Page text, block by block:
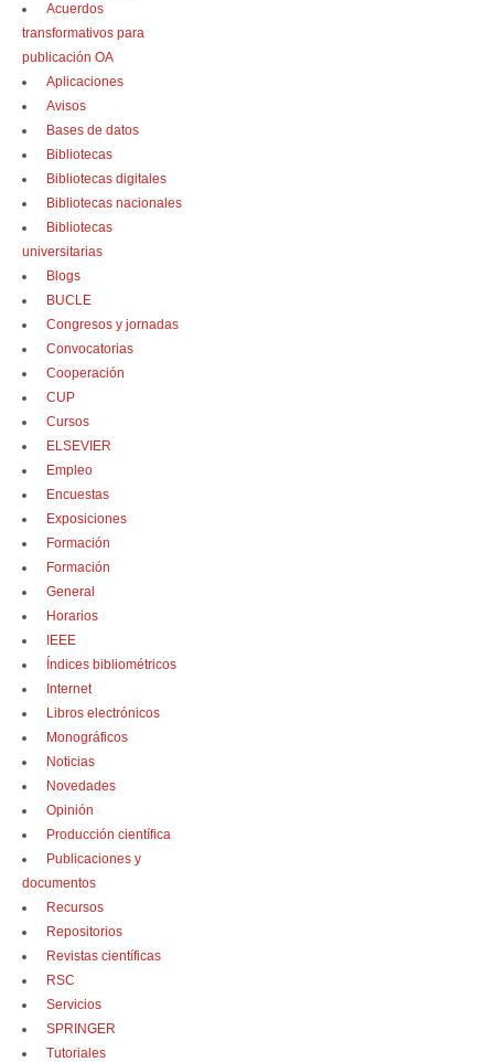
Acuerdos
transformativos para
publicación OA
Aplicaciones
Avisos
Bases de datos
Bibliotecas
Bibliotecas digitales
Bibliotecas nacionales
Bibliotecas
universitarias
Blogs
BUCLE
Congresos y jornadas
Convocatorias
Cooperación
CUP
Cursos
ELSEVIER
Empleo
Encuestas
Exposiciones
Formación
Formación
General
Horarios
IEEE
Índices bibliométricos
Internet
Libros electrónicos
Monográficos
Noticias
Novedades
Opinión
Producción científica
Publicaciones y
documentos
Recursos
Repositorios
Revistas científicas
RSC
Servicios
SPRINGER
Tutoriales